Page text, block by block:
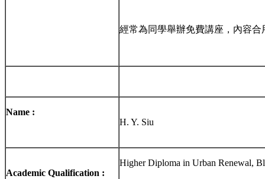
經常為同學舉辦免費講座，內容合
Name :
H. Y. Siu
Academic Qualification :
Higher Diploma in Urban Renewal,